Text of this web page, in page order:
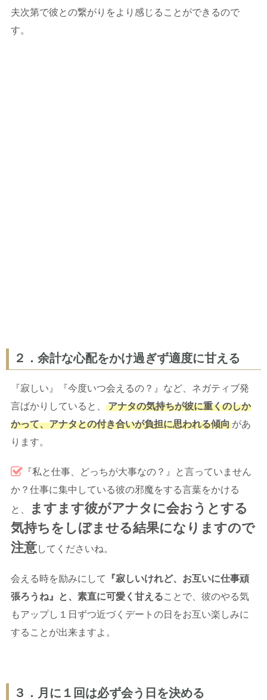
夫次第で彼との繋がりをより感じることができるので
す。
２．余計な心配をかけ過ぎず適度に甘える
『寂しい』『今度いつ会えるの？』など、ネガティブ発
言ばかりしていると、
アナタの気持ちが彼に重くのしか
かって、アナタとの付き合いが負担に思われる傾向 があ
ります。
『私と仕事、どっちが大事なの？』と言っていません
か？仕事に集中している彼の邪魔をする言葉をかける
と、
ますます彼がアナタに会おうとする
気持ちをしぼませる結果になりますので
注意してくださいね。
会える時を励みにして
『寂しいけれど、お互いに仕事頑
張ろうね』と、素直に可愛く甘えることで、彼のやる気
もアップし１日ずつ近づくデートの日をお互い楽しみに
することが出来ますよ。
３．月に１回は必ず会う日を決める